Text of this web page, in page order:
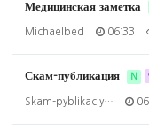
Медицинская заметка
Michaelbed 06:33
Скам-публикация N
Skam-pyblikaciy…